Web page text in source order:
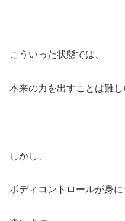
こういった状態では、
本来の力を出すことは難し
しかし、
ボディコントロールが身